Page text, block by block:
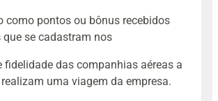
como pontos ou bônus recebidos
que se cadastram nos
fidelidade das companhias aéreas a
uma viagem da empresa.